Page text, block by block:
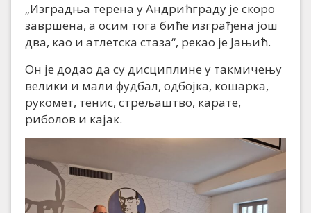
„Изградња терена у Андрићграду је скоро
завршена, а осим тога биће изграђена још
два, као и атлетска стаза“, рекао је Јањић.
Он је додао да су дисциплине у такмичењу
велики и мали фудбал, одбојка, кошарка,
рукомет, тенис, стрељаштво, карате,
риболов и кајак.